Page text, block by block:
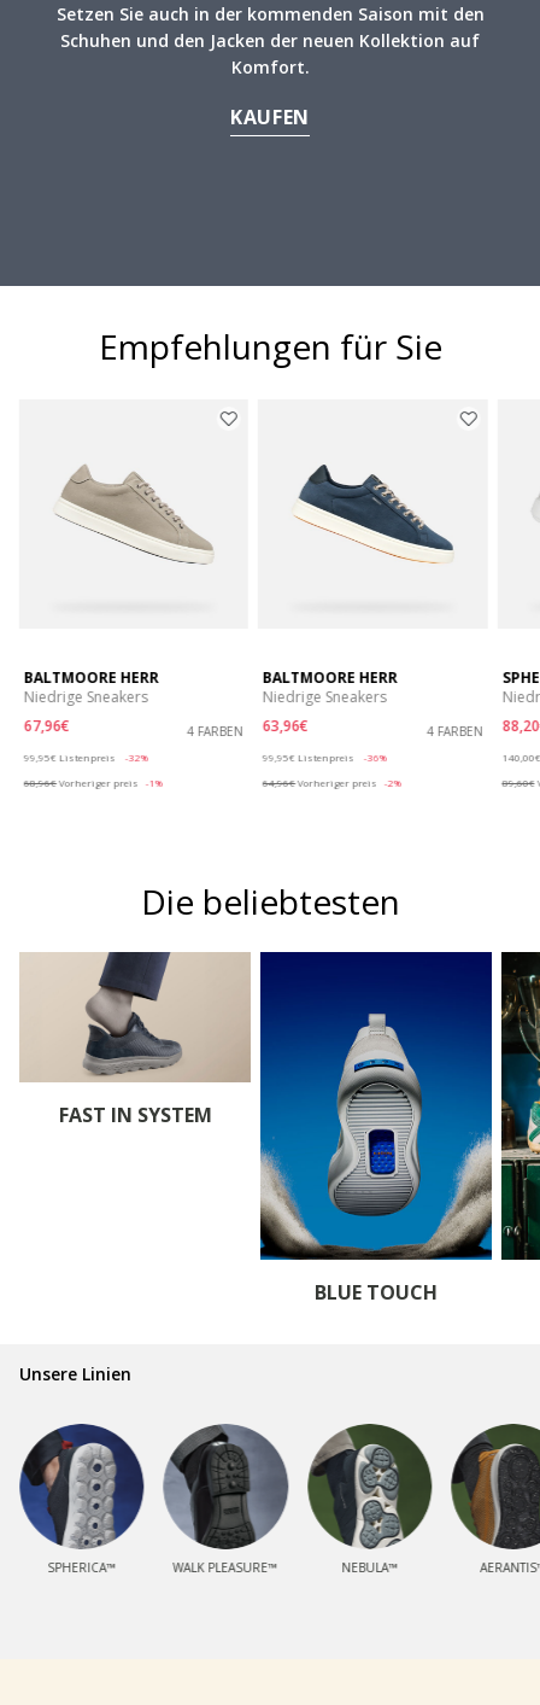
Setzen Sie auch in der kommenden Saison mit den
Schuhen und den Jacken der neuen Kollektion auf
Komfort.
KAUFEN
Empfehlungen für Sie
BALTMOORE HERR
Niedrige Sneakers
67,96€
4 FARBEN
99,95€ Listenpreis
-32%
68,96€Vorheriger preis -1%
BALTMOORE HERR
Niedrige Sneakers
63,96€
4 FARBEN
99,95€ Listenpreis
-36%
64,96€Vorheriger preis -2%
140,00€
89,60€
Die beliebtesten
FAST IN SYSTEM
BLUE TOUCH
Unsere Linien
SPHERICA™ WALK PLEASURE™ NEBULA™